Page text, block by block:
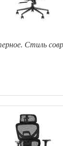
Стиль